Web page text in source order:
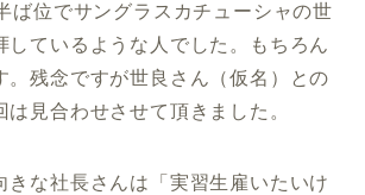
ば位でサングラスカチューシャの世
しているような人でした。もちろん
。残念ですが世良さん（仮名）との
は見合わせさせて頂きました。
きな社長さんは「実習生雇いたいけ